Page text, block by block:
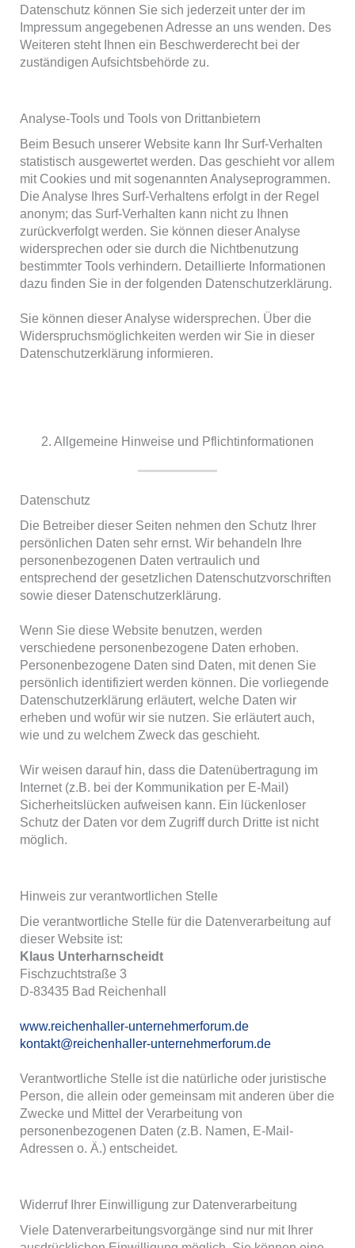
Datenschutz können Sie sich jederzeit unter der im
Impressum angegebenen Adresse an uns wenden. Des
Weiteren steht Ihnen ein Beschwerderecht bei der
zuständigen Aufsichtsbehörde zu.
Analyse-Tools und Tools von Drittanbietern
Beim Besuch unserer Website kann Ihr Surf-Verhalten
statistisch ausgewertet werden. Das geschieht vor allem
mit Cookies und mit sogenannten Analyseprogrammen.
Die Analyse Ihres Surf-Verhaltens erfolgt in der Regel
anonym; das Surf-Verhalten kann nicht zu Ihnen
zurückverfolgt werden. Sie können dieser Analyse
widersprechen oder sie durch die Nichtbenutzung
bestimmter Tools verhindern. Detaillierte Informationen
dazu finden Sie in der folgenden Datenschutzerklärung.
Sie können dieser Analyse widersprechen. Über die
Widerspruchsmöglichkeiten werden wir Sie in dieser
Datenschutzerklärung informieren.
2. Allgemeine Hinweise und Pflichtinformationen
Datenschutz
Die Betreiber dieser Seiten nehmen den Schutz Ihrer
persönlichen Daten sehr ernst. Wir behandeln Ihre
personenbezogenen Daten vertraulich und
entsprechend der gesetzlichen Datenschutzvorschriften
sowie dieser Datenschutzerklärung.
Wenn Sie diese Website benutzen, werden
verschiedene personenbezogene Daten erhoben.
Personenbezogene Daten sind Daten, mit denen Sie
persönlich identifiziert werden können. Die vorliegende
Datenschutzerklärung erläutert, welche Daten wir
erheben und wofür wir sie nutzen. Sie erläutert auch,
wie und zu welchem Zweck das geschieht.
Wir weisen darauf hin, dass die Datenübertragung im
Internet (z.B. bei der Kommunikation per E-Mail)
Sicherheitslücken aufweisen kann. Ein lückenloser
Schutz der Daten vor dem Zugriff durch Dritte ist nicht
möglich.
Hinweis zur verantwortlichen Stelle
Die verantwortliche Stelle für die Datenverarbeitung auf
dieser Website ist:
Klaus Unterharnscheidt
Fischzuchtstraße 3
D-83435 Bad Reichenhall
www.reichenhaller-unternehmerforum.de
kontakt@reichenhaller-unternehmerforum.de
Verantwortliche Stelle ist die natürliche oder juristische
Person, die allein oder gemeinsam mit anderen über die
Zwecke und Mittel der Verarbeitung von
personenbezogenen Daten (z.B. Namen, E-Mail-
Adressen o. Ä.) entscheidet.
Widerruf Ihrer Einwilligung zur Datenverarbeitung
Viele Datenverarbeitungsvorgänge sind nur mit Ihrer